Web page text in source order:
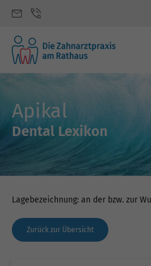
Apikal
Dental Lexikon
Lagebezeichnung: an der bzw. zur
Zurück zur Übersicht